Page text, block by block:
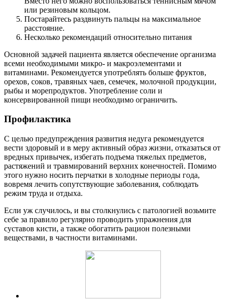
или резиновым кольцом.
Постарайтесь раздвинуть пальцы на максимальное
расстояние.
Несколько рекомендаций относительно питания
Основной задачей пациента является обеспечение организма
всеми необходимыми микро- и макроэлементами и
витаминами. Рекомендуется употреблять больше фруктов,
орехов, соков, травяных чаев, семечек, молочной продукции,
рыбы и морепродуктов. Употребление соли и
консервированной пищи необходимо ограничить.
Профилактика
С целью предупреждения развития недуга рекомендуется
вести здоровый и в меру активный образ жизни, отказаться от
вредных привычек, избегать подъема тяжелых предметов,
растяжений и травмирований верхних конечностей. Помимо
этого нужно носить перчатки в холодные периоды года,
вовремя лечить сопутствующие заболевания, соблюдать
режим труда и отдыха.
Если уж случилось, и вы столкнулись с патологией возьмите
себе за правило регулярно проводить упражнения для
суставов кисти, а также обогатить рацион полезными
веществами, в частности витаминами.